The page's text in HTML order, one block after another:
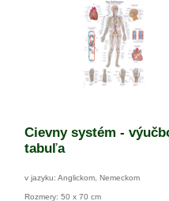
Cievny systém -
tabuľa
v jazyku: Anglickom, Nemeckom
Rozmery: 50 x 70 cm